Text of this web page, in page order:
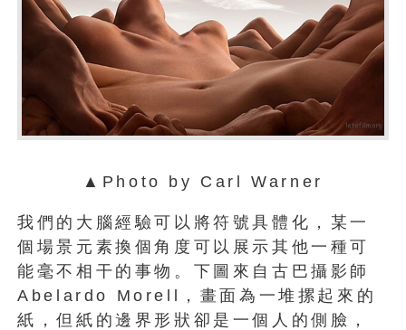
▲Photo by Carl Warner
我們的大腦經驗可以將符號具體化，某一
個場景元素換個角度可以展示其他一種可
能毫不相干的事物。下圖來自古巴攝影師
Abelardo Morell，畫面為一堆摞起來的
紙，但紙的邊界形狀卻是一個人的側臉，